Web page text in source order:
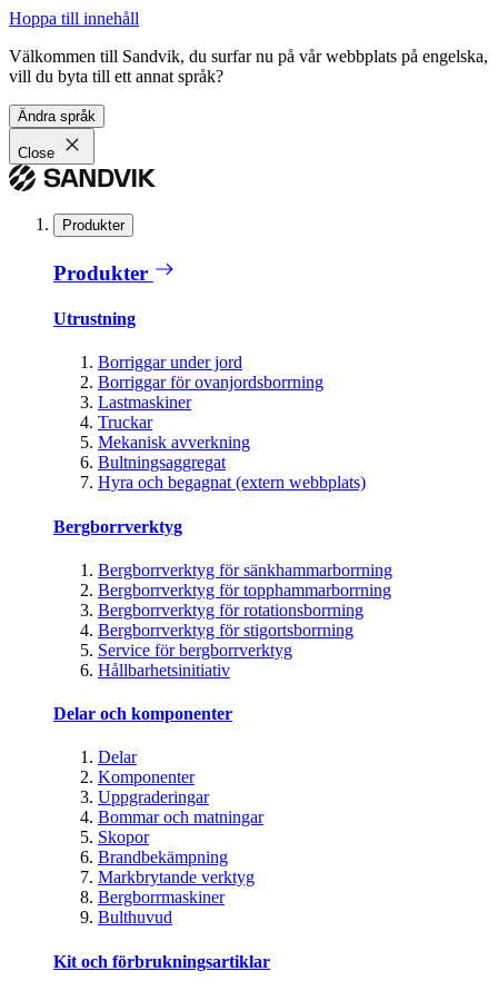
Hoppa till innehåll
Välkommen till Sandvik, du surfar nu på vår webbplats på engelska,
vill du byta till ett annat språk?
Ändra språk
Close
Produkter
Produkter
Utrustning
Borriggar under jord
Borriggar för ovanjordsborrning
Lastmaskiner
Truckar
Mekanisk avverkning
Bultningsaggregat
Hyra och begagnat (extern webbplats)
Bergborrverktyg
Bergborrverktyg för sänkhammarborrning
Bergborrverktyg för topphammarborrning
Bergborrverktyg för rotationsborrning
Bergborrverktyg för stigortsborrning
Service för bergborrverktyg
Hållbarhetsinitiativ
Delar och komponenter
Delar
Komponenter
Uppgraderingar
Bommar och matningar
Skopor
Brandbekämpning
Markbrytande verktyg
Bergborrmaskiner
Bulthuvud
Kit och förbrukningsartiklar